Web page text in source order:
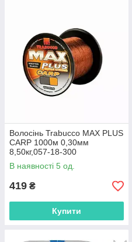
Волосінь Trabucco MAX PLUS
CARP 1000м 0,30мм
8,50кг,057-18-300
В наявності 5 од.
419 ₴
Купити